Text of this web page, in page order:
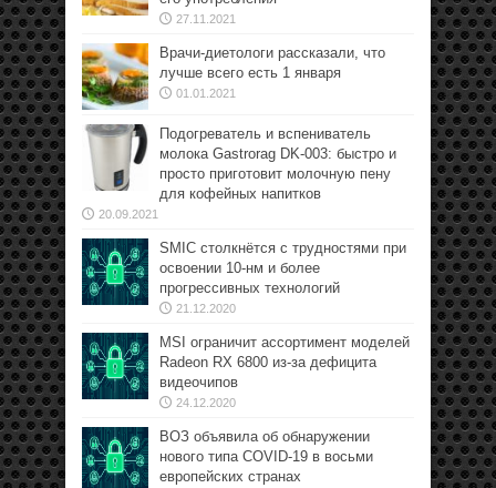
27.11.2021
Врачи-диетологи рассказали, что
лучше всего есть 1 января
01.01.2021
Подогреватель и вспениватель
молока Gastrorag DK-003: быстро и
просто приготовит молочную пену
для кофейных напитков
20.09.2021
SMIC столкнётся с трудностями при
освоении 10-нм и более
прогрессивных технологий
21.12.2020
MSI ограничит ассортимент моделей
Radeon RX 6800 из-за дефицита
видеочипов
24.12.2020
ВОЗ объявила об обнаружении
нового типа COVID-19 в восьми
европейских странах